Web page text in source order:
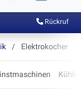
Rückruf
Elektrokocher